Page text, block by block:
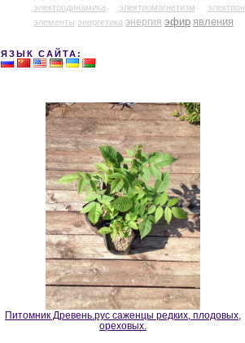
электродинамика электромагнетизм
электрон
элементы энергетика энергия эфир явления
ЯЗЫК САЙТА:
Питомник Древень.рус саженцы редких, плодовых,
ореховых.